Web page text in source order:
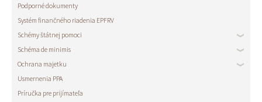
Podporné dokumenty
Systém finančného riadenia EPFRV
Schémy štátnej pomoci
Schéma de minimis
Ochrana majetku
Usmernenia PPA
Príručka pre prijímateľa